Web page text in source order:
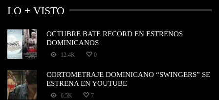
LO + VISTO
OCTUBRE BATE RECORD EN ESTRENOS
DOMINICANOS
12.4K 0
CORTOMETRAJE DOMINICANO “SWINGERS” SE
ESTRENA EN YOUTUBE
6.5K 7